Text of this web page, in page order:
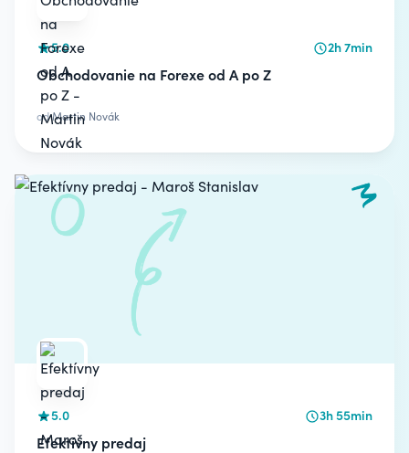
5.0 2h 7min
Obchodovanie na Forexe od A po Z
odMartin Novák
5.0 3h 55min
Efektívny predaj